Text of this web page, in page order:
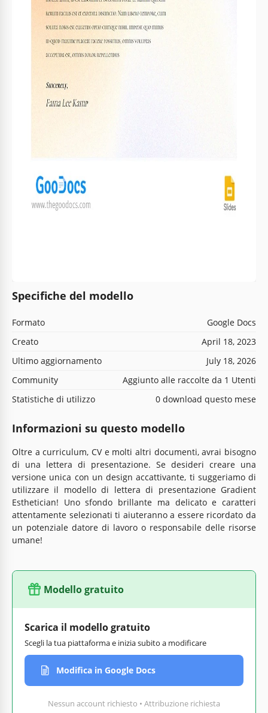
Specifiche del modello
Formato
Google Docs
Creato
April 18, 2023
Ultimo aggiornamento
July 18, 2026
Community
Aggiunto alle raccolte da 1 Utenti
Statistiche di utilizzo
0 download questo mese
Informazioni su questo modello
Oltre a curriculum, CV e molti altri documenti, avrai bisogno
di una lettera di presentazione. Se desideri creare una
versione unica con un design accattivante, ti suggeriamo di
utilizzare il modello di lettera di presentazione Gradient
Esthetician! Uno sfondo brillante ma delicato e caratteri
attentamente selezionati ti aiuteranno a essere ricordato da
un potenziale datore di lavoro o responsabile delle risorse
umane!
Modello gratuito
Scarica il modello gratuito
Scegli la tua piattaforma e inizia subito a modificare
Modifica in Google Docs
Nessun account richiesto • Attribuzione richiesta